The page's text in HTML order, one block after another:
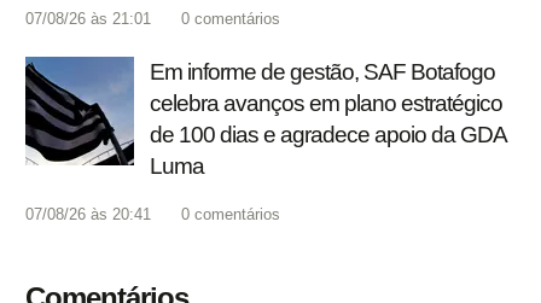
07/08/26 às 21:01 0 comentários
Em informe de gestão, SAF Botafogo
celebra avanços em plano estratégico
de 100 dias e agradece apoio da GDA
Luma
07/08/26 às 20:41 0 comentários